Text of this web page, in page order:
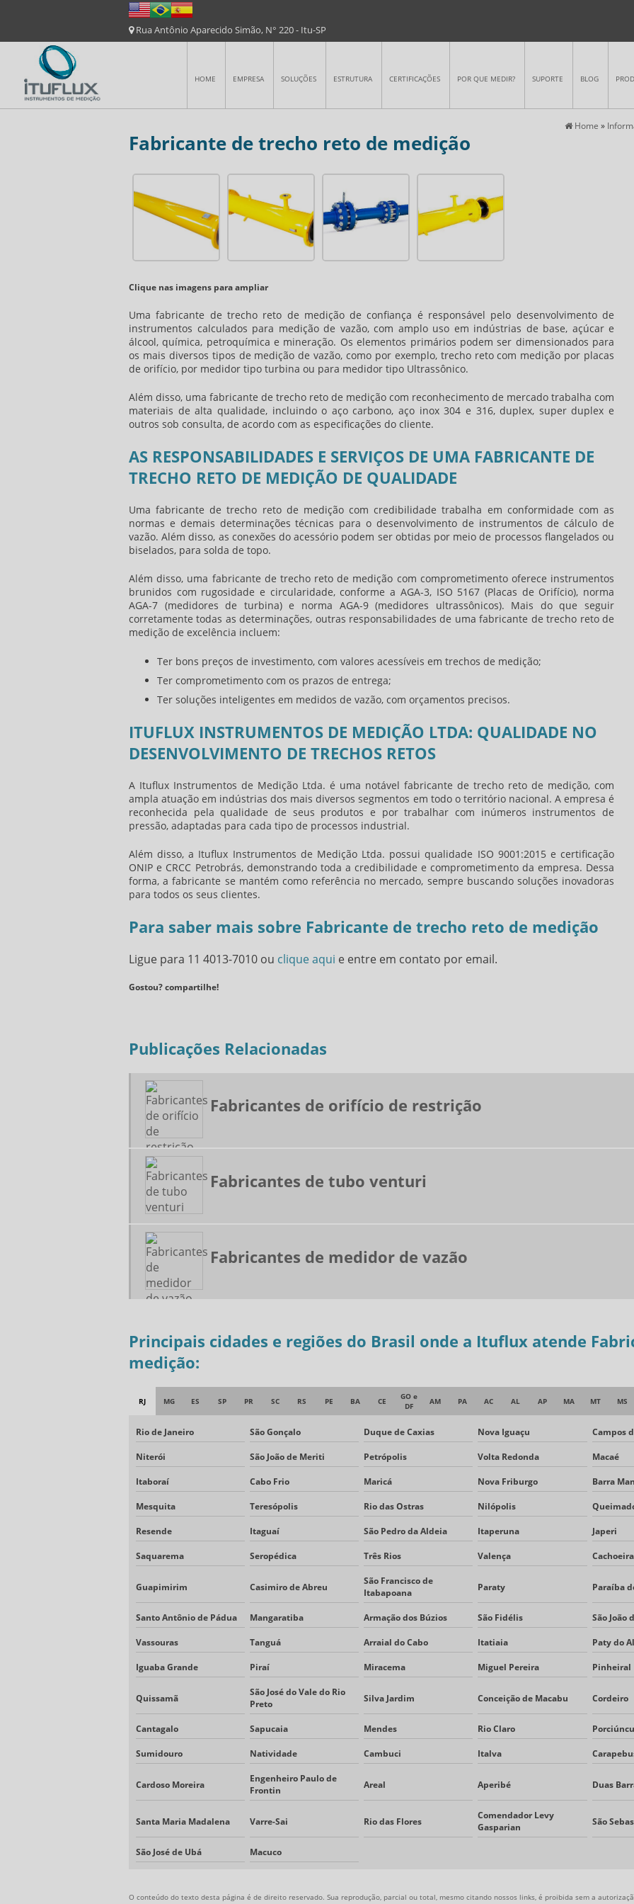
Rua Antônio Aparecido Simão, N° 220 - Itu-SP
HOME EMPRESA SOLUÇÕES ESTRUTURA CERTIFICAÇÕES POR QUE MEDIR? SUPORTE BLOG
Home »
Fabricante de trecho reto de medição
Clique nas imagens para ampliar
Umafabricante de trecho reto de mediçãode confiança é responsável pelo desenvolvimento de
instrumentos calculados para medição de vazão, com amplo uso em indústrias de base, açúcar e
álcool, química, petroquímica e mineração. Os elementos primários podem ser dimensionados para
os mais diversos tipos de medição de vazão, como por exemplo, trecho reto com medição por placas
de orifício, por medidor tipo turbina ou para medidor tipo Ultrassônico.
Além disso, uma fabricante de trecho reto de medição com reconhecimento de mercado trabalha com
materiais de alta qualidade, incluindo o aço carbono, aço inox 304 e 316, duplex, super duplex e
outros sob consulta, de acordo com as especificações do cliente.
AS RESPONSABILIDADES E SERVIÇOS DE UMA FABRICANTE DE
TRECHO RETO DE MEDIÇÃO DE QUALIDADE
Umafabricante de trecho reto de mediçãocom credibilidade trabalha em conformidade com as
normas e demais determinações técnicas para o desenvolvimento de instrumentos de cálculo de
vazão. Além disso, as conexões do acessório podem ser obtidas por meio de processos flangelados ou
biselados, para solda de topo.
Além disso, uma fabricante de trecho reto de medição com comprometimento oferece instrumentos
brunidos com rugosidade e circularidade, conforme a AGA-3, ISO 5167 (Placas de Orifício), norma
AGA-7 (medidores de turbina) e norma AGA-9 (medidores ultrassônicos). Mais do que seguir
corretamente todas as determinações, outras responsabilidades de umafabricante de trecho reto de
medição de excelência incluem:
Ter bons preços de investimento, com valores acessíveis em trechos de medição;
Ter comprometimento com os prazos de entrega;
Ter soluções inteligentes em medidos de vazão, com orçamentos precisos.
ITUFLUX INSTRUMENTOS DE MEDIÇÃO LTDA: QUALIDADE NO
DESENVOLVIMENTO DE TRECHOS RETOS
A Ituflux Instrumentos de Medição Ltda. é uma notável fabricante de trecho reto de medição, com
ampla atuação em indústrias dos mais diversos segmentos em todo o território nacional. A empresa é
reconhecida pela qualidade de seus produtos e por trabalhar com inúmeros instrumentos de
pressão, adaptadas para cada tipo de processos industrial.
Além disso, a Ituflux Instrumentos de Medição Ltda. possui qualidade ISO 9001:2015 e certificação
ONIP e CRCC Petrobrás, demonstrando toda a credibilidade e comprometimento da empresa. Dessa
forma, a fabricante se mantém como referência no mercado, sempre buscando soluções inovadoras
para todos os seus clientes.
Para saber mais sobre Fabricante de trecho reto de medição
Ligue para 11 4013-7010 ou clique aqui e entre em contato por email.
Gostou? compartilhe!
Publicações Relacionadas
Fabricantes de orifício de restrição
Fabricantes de tubo venturi
Fabricantes de medidor de vazão
Principais cidades e regiões do Brasil onde a Ituflux atende
medição:
RJ MG ES SP PR SC RS PE BA CE
GO e
DF
AM PA AC AL AP MA MT MS
Rio de Janeiro São Gonçalo Duque de Caxias Nova Iguaçu Campos
Niterói São João de Meriti Petrópolis Volta Redonda Macaé
Itaboraí Cabo Frio Maricá Nova Friburgo Barra
Mesquita Teresópolis Rio das Ostras Nilópolis
Resende Itaguaí São Pedro da Aldeia Itaperuna Japeri
Saquarema Seropédica Três Rios Valença
Guapimirim Casimiro de Abreu
São Francisco de
Itabapoana
Paraty Paraíba
Santo Antônio de Pádua Mangaratiba Armação dos Búzios São Fidélis São João
Vassouras Tanguá Arraial do Cabo Itatiaia Paty do
Iguaba Grande Piraí Miracema Miguel Pereira Pinheiral
Quissamã
São José do Vale do Rio
Preto
Silva Jardim Conceição de Macabu Cordeiro
Cantagalo Sapucaia Mendes Rio Claro
Sumidouro Natividade Cambuci Italva
Cardoso Moreira
Engenheiro Paulo de
Frontin
Areal Aperibé Duas
Santa Maria Madalena Varre-Sai Rio das Flores
Comendador Levy
Gasparian
São
São José de Ubá Macuco
O conteúdo do texto desta página é de direito reservado. Sua reprodução, parcial ou total, mesmo citando nossos links, é proibida sem a